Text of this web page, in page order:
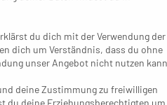
zurück, sodass beim 15:16 (30.)
weiter alles offen war. Die
anschließend im zweiten
(36.), 19:19 (38.), 20:22 (45.),
Der Ausgleich der Ahlener
du dich mit der Verwendung der
dich um Verständnis, dass du ohne
unser Angebot nicht nutzen
deine Zustimmung zu freiwilligen
du deine Erziehungsberechtigten um